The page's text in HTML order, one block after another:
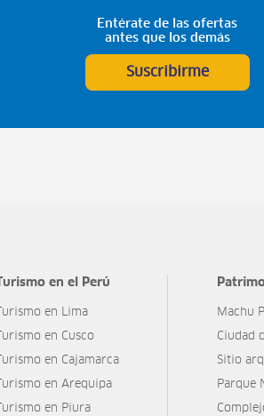
Entérate de las ofertas
antes que los demás
Suscribirme
Turismo en el Perú
Turismo en Lima
Turismo en Cusco
Turismo en Cajamarca
Turismo en Arequipa
Turismo en Piura
Machu
Ciudad
Sitio
Parque